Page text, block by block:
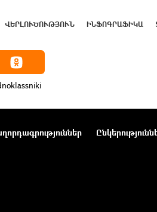
ՎԵՐԼՈՒԾՈՒԹՅՈՒՆ ԻՆՖՈԳՐԱՖԻԿԱ